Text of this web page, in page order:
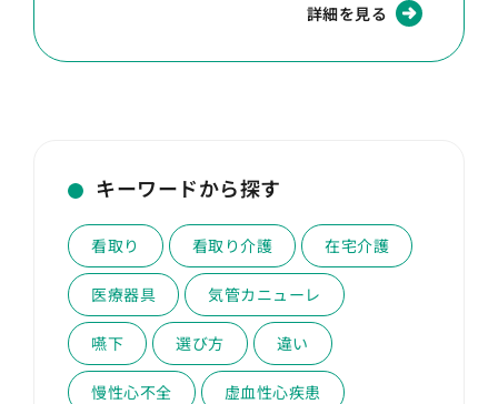
詳細を見る
キーワードから探す
看取り 看取り介護 在宅介護
医療器具 気管カニューレ
嚥下 選び方 違い
慢性心不全 虚血性心疾患